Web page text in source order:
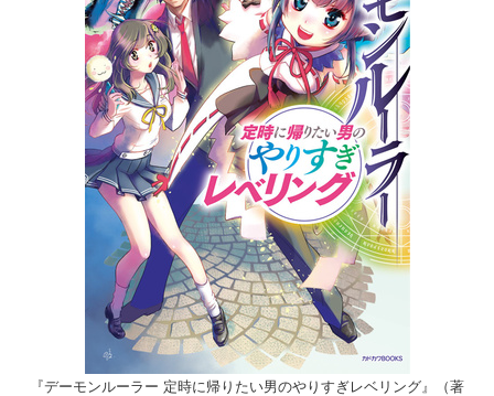
『デーモンルーラー 定時に帰りたい男のやりすぎレベリング』（著